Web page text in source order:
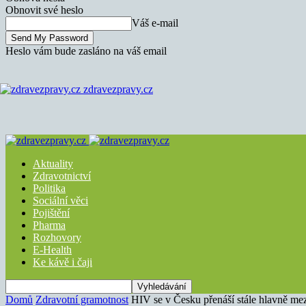
Obnovit své heslo
Váš e-mail
Heslo vám bude zasláno na váš email
zdravezpravy.cz
Aktuality
Zdravotnictví
Politika
Sociální věci
Pojištění
Pharma
Rozhovory
E-Health
Ke kávě i čaji
Domů Zdravotní gramotnost HIV se v Česku přenáší stále hlavně